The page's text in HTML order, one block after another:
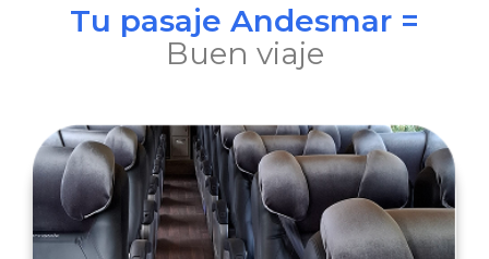
Tu pasaje Andesmar =
Buen viaje